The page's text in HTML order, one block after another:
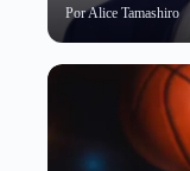
PorAlice Tamashiro